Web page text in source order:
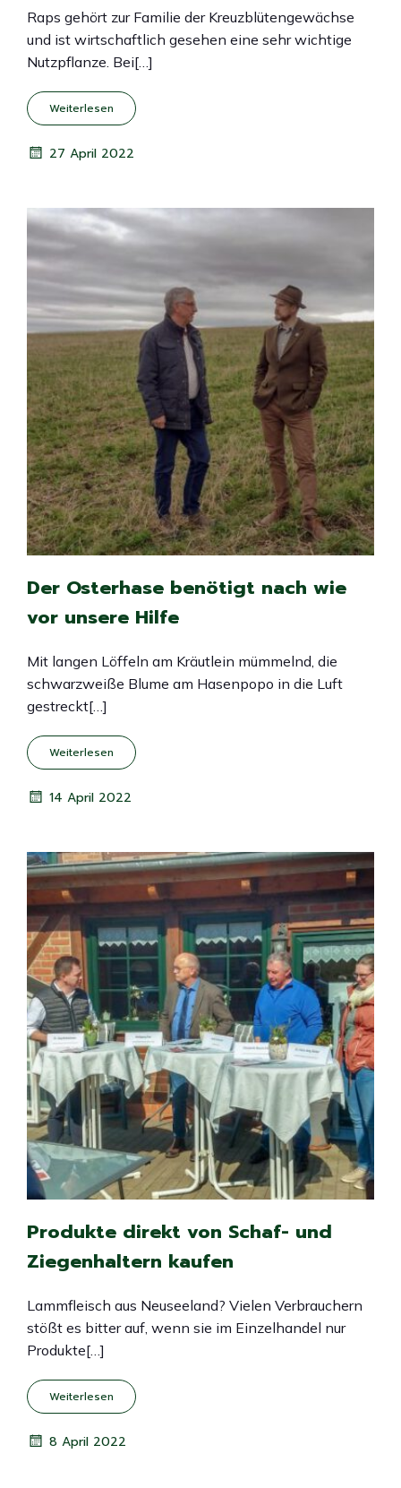
Raps gehört zur Familie der Kreuzblütengewächse
und ist wirtschaftlich gesehen eine sehr wichtige
Nutzpflanze. Bei[…]
Weiterlesen
27 April 2022
Der Osterhase benötigt nach wie
vor unsere Hilfe
Mit langen Löffeln am Kräutlein mümmelnd, die
schwarzweiße Blume am Hasenpopo in die Luft
gestreckt[…]
Weiterlesen
14 April 2022
Produkte direkt von Schaf- und
Ziegenhaltern kaufen
Lammfleisch aus Neuseeland? Vielen Verbrauchern
stößt es bitter auf, wenn sie im Einzelhandel nur
Produkte[…]
Weiterlesen
8 April 2022